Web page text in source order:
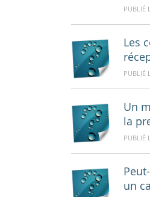
PUBLIÉ
Les
PUBLIÉ
Un
la
PUBLIÉ
un